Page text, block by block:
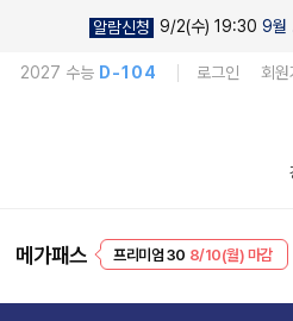
알람신청 9/2(수) 19:30 9월
2027 수능 D-104 로그인 회원
메가패스
EVENT 8/10(월) 마감